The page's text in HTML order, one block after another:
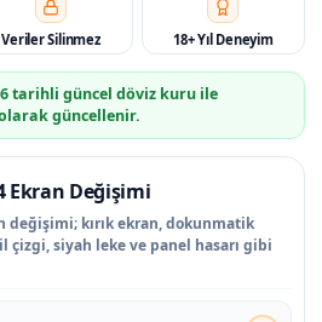
Veriler Silinmez 18+ Yıl Deneyim
tarihli güncel döviz kuru ile
güncellenir.
Ekran Değişimi
değişimi; kırık ekran, dokunmatik
çizgi, siyah leke ve panel hasarı gibi